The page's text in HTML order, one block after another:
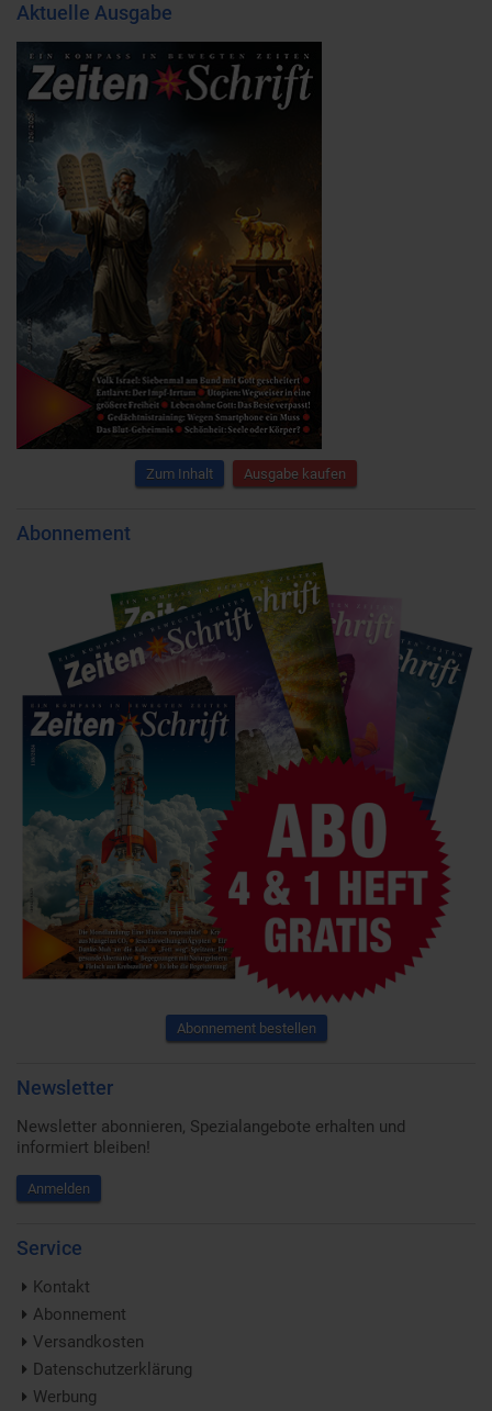
Aktuelle Ausgabe
Zum Inhalt Ausgabe kaufen
Abonnement
Abonnement bestellen
Newsletter
Newsletter abonnieren, Spezialangebote erhalten und
informiert bleiben!
Anmelden
Service
Kontakt
Abonnement
Versandkosten
Datenschutzerklärung
Werbung